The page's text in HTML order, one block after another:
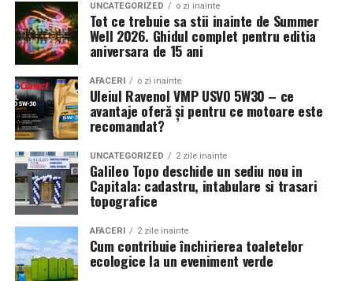
obligație, ci o convingere: „România și Statele Unite nu
sunt unite doar de interese, ci de valori și de o istorie
comună în apărarea libertății.”Au subliniat, totodată,
misiunea comună de a aduce în România know-how,
leadership și cultură antreprenorială: „We believe in
building not only connections, but capacity.”
A urmat discursul Ambasadorului
care a reprezentat unul dintre momentele de vârf ale
serii, urmărit cu interes de cei peste 250 de participanți.
Noul Ambasador al Statelor Unite a transmis un mesaj
puternic de angajament față de România și față de
valorile comune ale parteneriatului transatlantic, într-o
atmosferă de autentică prietenie și entuziasm.
UNCATEGORIZED o zi inainte
Tot ce trebuie sa stii inainte de Summer
Well 2026. Ghidul complet pentru editia
aniversara de 15 ani
AFACERI o zi inainte
Uleiul Ravenol VMP USVO 5W30 – ce
avantaje oferă și pentru ce motoare este
recomandat?
UNCATEGORIZED 2 zile inainte
Galileo Topo deschide un sediu nou in
Capitala: cadastru, intabulare si trasari
topografice
AFACERI 2 zile inainte
Cum contribuie închirierea toaletelor
ecologice la un eveniment verde